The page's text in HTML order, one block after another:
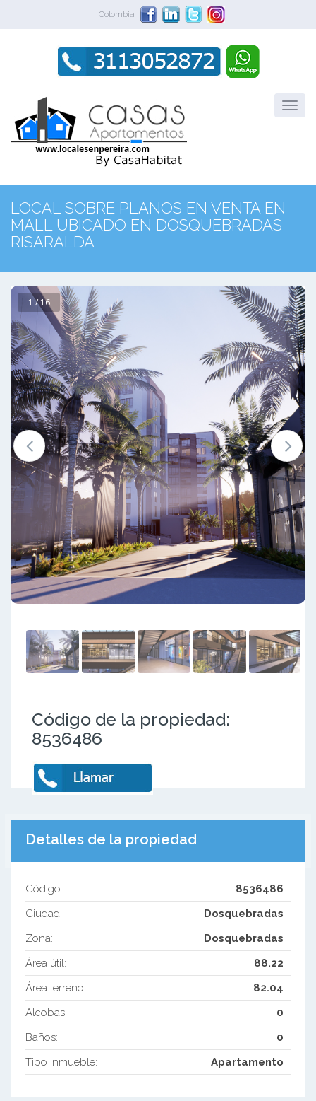
Colombia
LOCAL SOBRE PLANOS EN VENTA EN
MALL UBICADO EN DOSQUEBRADAS
RISARALDA
1 / 16
Código de la propiedad:
8536486
Detalles de la propiedad
Código:
8536486
Ciudad:
Dosquebradas
Zona:
Dosquebradas
Área útil:
88.22
Área terreno:
82.04
Alcobas:
0
Baños:
0
Tipo Inmueble:
Apartamento